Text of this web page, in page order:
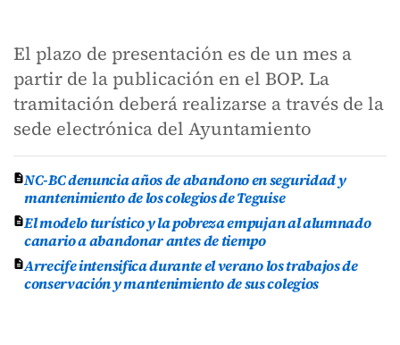
El plazo de presentación es de un mes a
partir de la publicación en el BOP. La
tramitación deberá realizarse a través de la
sede electrónica del Ayuntamiento
NC-BC denuncia años de abandono en seguridad y
mantenimiento de los colegios de Teguise
El modelo turístico y la pobreza empujan al alumnado
canario a abandonar antes de tiempo
Arrecife intensifica durante el verano los trabajos de
conservación y mantenimiento de sus colegios